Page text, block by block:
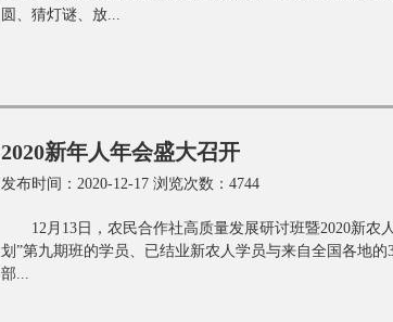
圆、猜灯谜、放...
2020新年人年会盛大召开
发布时间：2020-12-17 浏览次数：4744
12月13日，农民合作社高质量发展研讨班暨2020新
划”第九期班的学员、已结业新农人学员与来自全国各地
部...